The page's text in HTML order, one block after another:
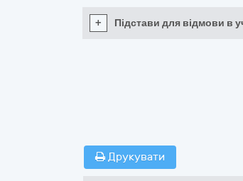
+ Підстави для відмови в
Друкувати